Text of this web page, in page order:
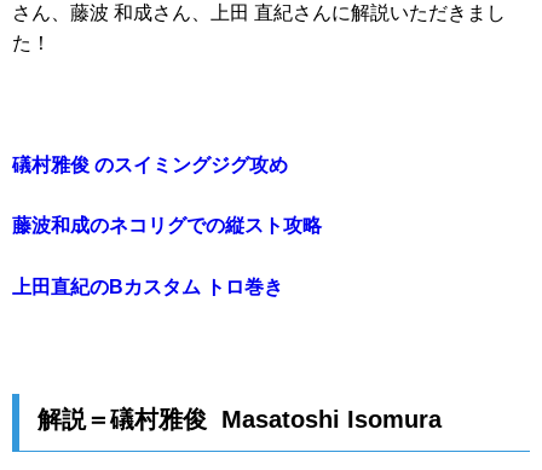
さん、藤波 和成さん、上田 直紀さんに解説いただきまし
た！
礒村雅俊 のスイミングジグ攻め
藤波和成のネコリグでの縦スト攻略
上田直紀のBカスタム トロ巻き
解説＝礒村雅俊 Masatoshi Isomura